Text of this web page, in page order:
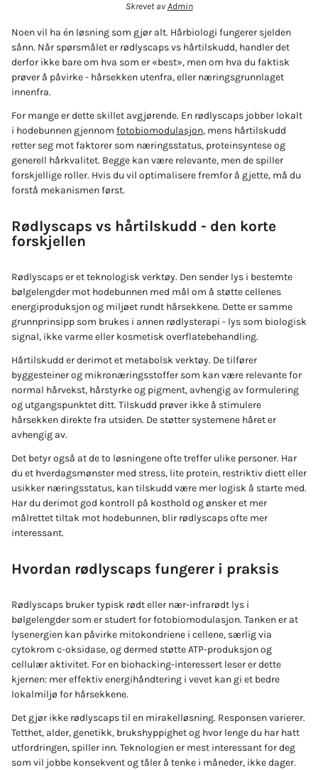
Skrevet av Admin
Noen vil ha én løsning som gjør alt. Hårbiologi fungerer sjelden
sånn. Når spørsmålet er rødlyscaps vs hårtilskudd, handler det
derfor ikke bare om hva som er «best», men om hva du faktisk
prøver å påvirke - hårsekken utenfra, eller næringsgrunnlaget
innenfra.
For mange er dette skillet avgjørende. En rødlyscaps jobber lokalt
i hodebunnen gjennom fotobiomodulasjon, mens hårtilskudd
retter seg mot faktorer som næringsstatus, proteinsyntese og
generell hårkvalitet. Begge kan være relevante, men de spiller
forskjellige roller. Hvis du vil optimalisere fremfor å gjette, må du
forstå mekanismen først.
Rødlyscaps vs hårtilskudd - den korte
forskjellen
Rødlyscaps er et teknologisk verktøy. Den sender lys i bestemte
bølgelengder mot hodebunnen med mål om å støtte cellenes
energiproduksjon og miljøet rundt hårsekkene. Dette er samme
grunnprinsipp som brukes i annen rødlysterapi - lys som biologisk
signal, ikke varme eller kosmetisk overflatebehandling.
Hårtilskudd er derimot et metabolsk verktøy. De tilfører
byggesteiner og mikronæringsstoffer som kan være relevante for
normal hårvekst, hårstyrke og pigment, avhengig av formulering
og utgangspunktet ditt. Tilskudd prøver ikke å stimulere
hårsekken direkte fra utsiden. De støtter systemene håret er
avhengig av.
Det betyr også at de to løsningene ofte treffer ulike personer. Har
du et hverdagsmønster med stress, lite protein, restriktiv diett eller
usikker næringsstatus, kan tilskudd være mer logisk å starte med.
Har du derimot god kontroll på kosthold og ønsker et mer
målrettet tiltak mot hodebunnen, blir rødlyscaps ofte mer
interessant.
Hvordan rødlyscaps fungerer i praksis
Rødlyscaps bruker typisk rødt eller nær-infrarødt lys i
bølgelengder som er studert for fotobiomodulasjon. Tanken er at
lysenergien kan påvirke mitokondriene i cellene, særlig via
cytokrom c-oksidase, og dermed støtte ATP-produksjon og
cellulær aktivitet. For en biohacking-interessert leser er dette
kjernen: mer effektiv energihåndtering i vevet kan gi et bedre
lokalmiljø for hårsekkene.
Det gjør ikke rødlyscaps til en mirakelløsning. Responsen varierer.
Tetthet, alder, genetikk, brukshyppighet og hvor lenge du har hatt
utfordringen, spiller inn. Teknologien er mest interessant for deg
som vil jobbe konsekvent og tåler å tenke i måneder, ikke dager.